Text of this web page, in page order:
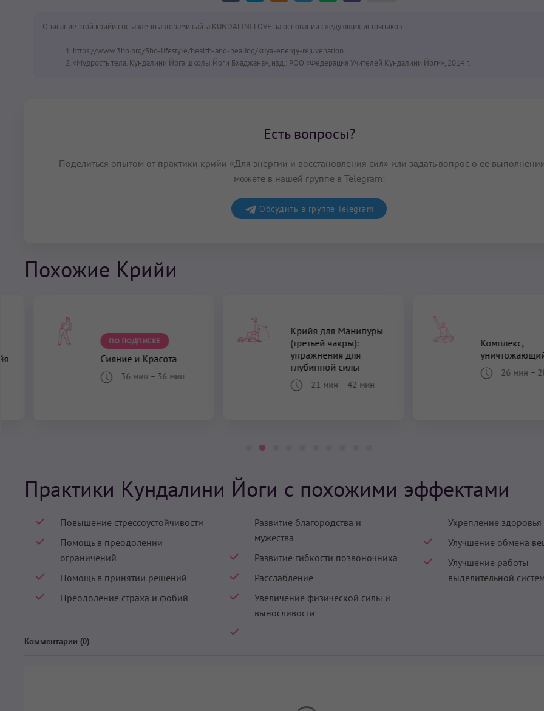
Описание этой крийи составлено авторами сайта KUNDALINI.LOVE на основании следующих источников:
https://www.3ho.org/3ho-lifestyle/health-and-healing/kriya-energy-rejuvenation
«Мудрость тела. Кундалини Йога школы Йоги Бхаджана», изд.: РОО «Федерация Учителей Кундалини Йоги», 2014 г.
Есть вопросы?
Поделиться опытом от практики крийи «Для энергии и восстановления сил» или задать вопрос о ее
можете в нашей группе в Telegram:
Обсудить в группе Telegram
Похожие Крийи
ПО ПОДПИСКЕ
Сияние и Красота
36 мин – 36 мин
Крийя для Манипуры
(третьей чакры):
упражнения для
глубинной силы
21 мин – 42 мин
Комплекс,
26 мин –
Практики Кундалини Йоги с похожими эффектами
Повышение стрессоустойчивости
Помощь в преодолении
ограничений
Помощь в принятии решений
Преодоление страха и фобий
Развитие благородства и
мужества
Развитие гибкости позвоночника
Расслабление
Увеличение физической силы и
выносливости
Укрепление здоровья
Улучшение обмена
Улучшение работы
выделительной
Комментарии (0)